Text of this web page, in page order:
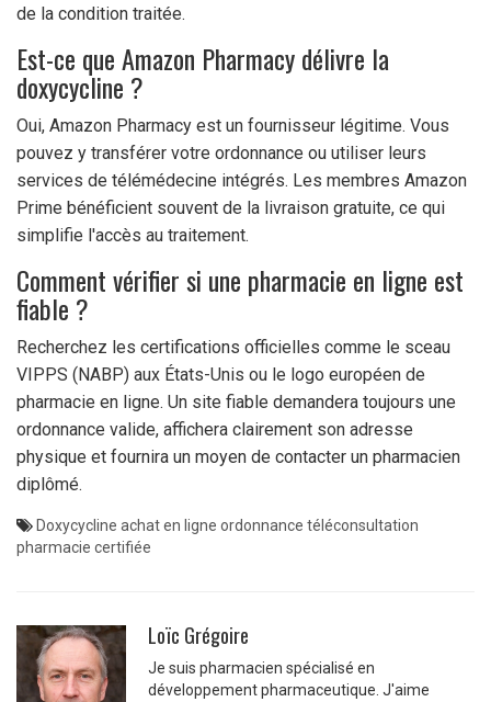
de la condition traitée.
Est-ce que Amazon Pharmacy délivre la
doxycycline ?
Oui, Amazon Pharmacy est un fournisseur légitime. Vous
pouvez y transférer votre ordonnance ou utiliser leurs
services de télémédecine intégrés. Les membres Amazon
Prime bénéficient souvent de la livraison gratuite, ce qui
simplifie l'accès au traitement.
Comment vérifier si une pharmacie en ligne est
fiable ?
Recherchez les certifications officielles comme le sceau
VIPPS (NABP) aux États-Unis ou le logo européen de
pharmacie en ligne. Un site fiable demandera toujours une
ordonnance valide, affichera clairement son adresse
physique et fournira un moyen de contacter un pharmacien
diplômé.
Doxycycline achat en ligne ordonnance téléconsultation
pharmacie certifiée
Loïc Grégoire
Je suis pharmacien spécialisé en
développement pharmaceutique. J'aime